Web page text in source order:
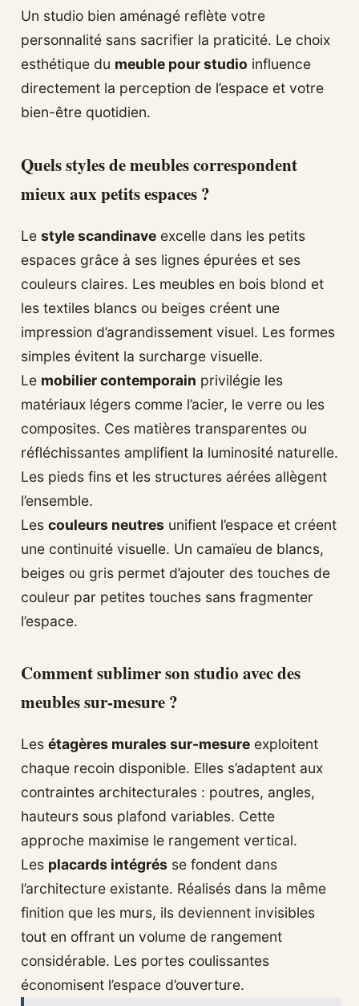
Un studio bien aménagé reflète votre
personnalité sans sacrifier la praticité. Le choix
esthétique du meuble pour studio influence
directement la perception de l’espace et votre
bien-être quotidien.
Quels styles de meubles correspondent
mieux aux petits espaces ?
Le style scandinave excelle dans les petits
espaces grâce à ses lignes épurées et ses
couleurs claires. Les meubles en bois blond et
les textiles blancs ou beiges créent une
impression d’agrandissement visuel. Les formes
simples évitent la surcharge visuelle.
Le mobilier contemporain privilégie les
matériaux légers comme l’acier, le verre ou les
composites. Ces matières transparentes ou
réfléchissantes amplifient la luminosité naturelle.
Les pieds fins et les structures aérées allègent
l’ensemble.
Les couleurs neutres unifient l’espace et créent
une continuité visuelle. Un camaïeu de blancs,
beiges ou gris permet d’ajouter des touches de
couleur par petites touches sans fragmenter
l’espace.
Comment sublimer son studio avec des
meubles sur-mesure ?
Les étagères murales sur-mesure exploitent
chaque recoin disponible. Elles s’adaptent aux
contraintes architecturales : poutres, angles,
hauteurs sous plafond variables. Cette
approche maximise le rangement vertical.
Les placards intégrés se fondent dans
l’architecture existante. Réalisés dans la même
finition que les murs, ils deviennent invisibles
tout en offrant un volume de rangement
considérable. Les portes coulissantes
économisent l’espace d’ouverture.